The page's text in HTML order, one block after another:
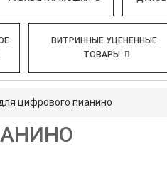
ВИТРИННЫЕ УЦЕНЕННЫЕ
ТОВАРЫ
цифрового пианино